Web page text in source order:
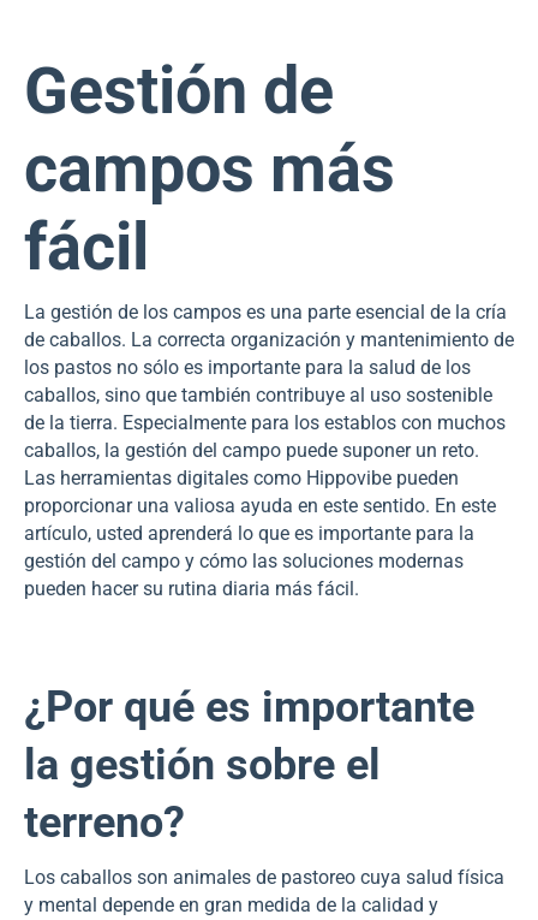
Gestión de
campos más
fácil
La gestión de los campos es una parte esencial de la cría
de caballos. La correcta organización y mantenimiento de
los pastos no sólo es importante para la salud de los
caballos, sino que también contribuye al uso sostenible
de la tierra. Especialmente para los establos con muchos
caballos, la gestión del campo puede suponer un reto.
Las herramientas digitales como Hippovibe pueden
proporcionar una valiosa ayuda en este sentido. En este
artículo, usted aprenderá lo que es importante para la
gestión del campo y cómo las soluciones modernas
pueden hacer su rutina diaria más fácil.
¿Por qué es importante
la gestión sobre el
terreno?
Los caballos son animales de pastoreo cuya salud física
y mental depende en gran medida de la calidad y